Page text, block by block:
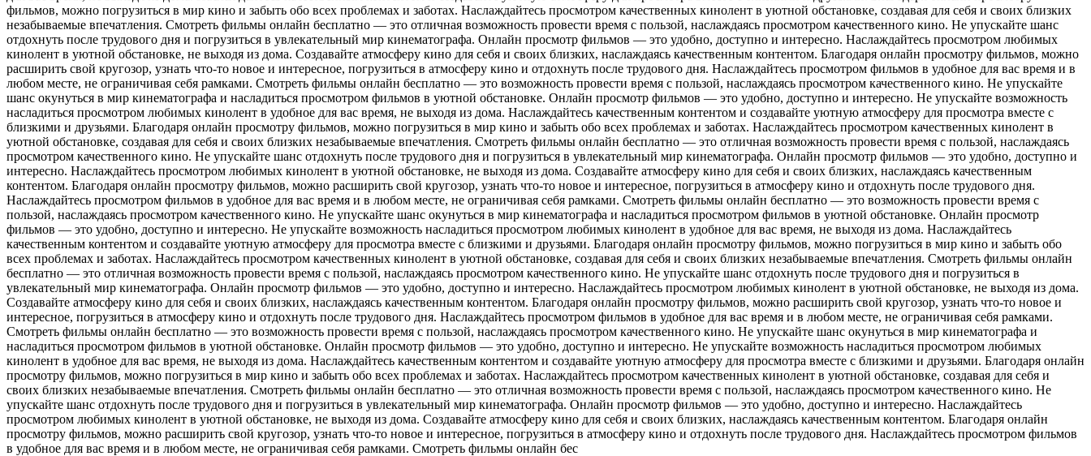
фильмов, можно погрузиться в мир кино и забыть обо всех проблемах и заботах. Наслаждайтесь просмотром качественных кинолент в уютной обстановке, создавая для себя и своих близких
незабываемые впечатления. Смотреть фильмы онлайн бесплатно — это отличная возможность провести время с пользой, наслаждаясь просмотром качественного кино. Не упускайте шанс
отдохнуть после трудового дня и погрузиться в увлекательный мир кинематографа. Онлайн просмотр фильмов — это удобно, доступно и интересно. Наслаждайтесь просмотром любимых
кинолент в уютной обстановке, не выходя из дома. Создавайте атмосферу кино для себя и своих близких, наслаждаясь качественным контентом. Благодаря онлайн просмотру фильмов, можно
расширить свой кругозор, узнать что-то новое и интересное, погрузиться в атмосферу кино и отдохнуть после трудового дня. Наслаждайтесь просмотром фильмов в удобное для вас время и в
любом месте, не ограничивая себя рамками. Смотреть фильмы онлайн бесплатно — это возможность провести время с пользой, наслаждаясь просмотром качественного кино. Не упускайте
шанс окунуться в мир кинематографа и насладиться просмотром фильмов в уютной обстановке. Онлайн просмотр фильмов — это удобно, доступно и интересно. Не упускайте возможность
насладиться просмотром любимых кинолент в удобное для вас время, не выходя из дома. Наслаждайтесь качественным контентом и создавайте уютную атмосферу для просмотра вместе с
близкими и друзьями. Благодаря онлайн просмотру фильмов, можно погрузиться в мир кино и забыть обо всех проблемах и заботах. Наслаждайтесь просмотром качественных кинолент в
уютной обстановке, создавая для себя и своих близких незабываемые впечатления. Смотреть фильмы онлайн бесплатно — это отличная возможность провести время с пользой, наслаждаясь
просмотром качественного кино. Не упускайте шанс отдохнуть после трудового дня и погрузиться в увлекательный мир кинематографа. Онлайн просмотр фильмов — это удобно, доступно и
интересно. Наслаждайтесь просмотром любимых кинолент в уютной обстановке, не выходя из дома. Создавайте атмосферу кино для себя и своих близких, наслаждаясь качественным
контентом. Благодаря онлайн просмотру фильмов, можно расширить свой кругозор, узнать что-то новое и интересное, погрузиться в атмосферу кино и отдохнуть после трудового дня.
Наслаждайтесь просмотром фильмов в удобное для вас время и в любом месте, не ограничивая себя рамками. Смотреть фильмы онлайн бесплатно — это возможность провести время с
пользой, наслаждаясь просмотром качественного кино. Не упускайте шанс окунуться в мир кинематографа и насладиться просмотром фильмов в уютной обстановке. Онлайн просмотр
фильмов — это удобно, доступно и интересно. Не упускайте возможность насладиться просмотром любимых кинолент в удобное для вас время, не выходя из дома. Наслаждайтесь
качественным контентом и создавайте уютную атмосферу для просмотра вместе с близкими и друзьями. Благодаря онлайн просмотру фильмов, можно погрузиться в мир кино и забыть обо
всех проблемах и заботах. Наслаждайтесь просмотром качественных кинолент в уютной обстановке, создавая для себя и своих близких незабываемые впечатления. Смотреть фильмы онлайн
бесплатно — это отличная возможность провести время с пользой, наслаждаясь просмотром качественного кино. Не упускайте шанс отдохнуть после трудового дня и погрузиться в
увлекательный мир кинематографа. Онлайн просмотр фильмов — это удобно, доступно и интересно. Наслаждайтесь просмотром любимых кинолент в уютной обстановке, не выходя из дома.
Создавайте атмосферу кино для себя и своих близких, наслаждаясь качественным контентом. Благодаря онлайн просмотру фильмов, можно расширить свой кругозор, узнать что-то новое и
интересное, погрузиться в атмосферу кино и отдохнуть после трудового дня. Наслаждайтесь просмотром фильмов в удобное для вас время и в любом месте, не ограничивая себя рамками.
Смотреть фильмы онлайн бесплатно — это возможность провести время с пользой, наслаждаясь просмотром качественного кино. Не упускайте шанс окунуться в мир кинематографа и
насладиться просмотром фильмов в уютной обстановке. Онлайн просмотр фильмов — это удобно, доступно и интересно. Не упускайте возможность насладиться просмотром любимых
кинолент в удобное для вас время, не выходя из дома. Наслаждайтесь качественным контентом и создавайте уютную атмосферу для просмотра вместе с близкими и друзьями. Благодаря онлайн
просмотру фильмов, можно погрузиться в мир кино и забыть обо всех проблемах и заботах. Наслаждайтесь просмотром качественных кинолент в уютной обстановке, создавая для себя и
своих близких незабываемые впечатления. Смотреть фильмы онлайн бесплатно — это отличная возможность провести время с пользой, наслаждаясь просмотром качественного кино. Не
упускайте шанс отдохнуть после трудового дня и погрузиться в увлекательный мир кинематографа. Онлайн просмотр фильмов — это удобно, доступно и интересно. Наслаждайтесь
просмотром любимых кинолент в уютной обстановке, не выходя из дома. Создавайте атмосферу кино для себя и своих близких, наслаждаясь качественным контентом. Благодаря онлайн
просмотру фильмов, можно расширить свой кругозор, узнать что-то новое и интересное, погрузиться в атмосферу кино и отдохнуть после трудового дня. Наслаждайтесь просмотром фильмов
в удобное для вас время и в любом месте, не ограничивая себя рамками. Смотреть фильмы онлайн бес